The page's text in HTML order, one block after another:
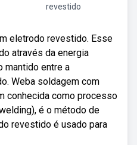
revestido
eletrodo revestido. Esse
através da energia
mantido entre a
Weba soldagem com
conhecida como processo
é o método de
revestido é usado para